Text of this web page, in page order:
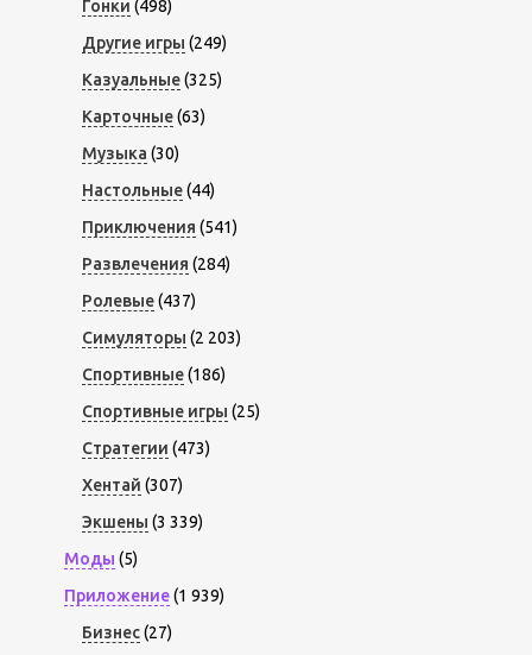
Гонки (498)
Другие игры (249)
Казуальные(325)
Карточные(63)
Музыка (30)
Настольные(44)
Приключения (541)
Развлечения (284)
Ролевые(437)
Симуляторы (2 203)
Спортивные(186)
Спортивные игры (25)
Стратегии (473)
Хентай (307)
Экшены (3 339)
Моды (5)
Приложение(1 939)
Бизнес(27)